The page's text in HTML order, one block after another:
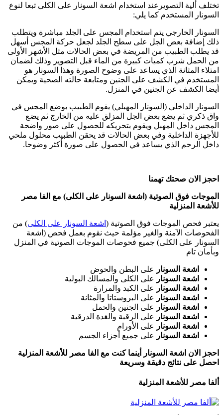
تختلف ألية التصويرعند استخدام اشعة السونار على الكلى تبعا لنوع
السونار المستخدم كما يلي:
السونار الخارجي يتم استخدام المجس على الجلد مباشرة ويتطلب
ذلك إضافة بعض الجل على سطح الجلد لجعل حركة المجس أسهل
قد يطلب الطبيب من المريضة في بعض الحالات مثل الأشهر الأولى
من الحمل شرب كميات كبيرة من الماء قبل التصوير وذلك لضمان
امتلاء المثانة الذي يساعد على وضوح الصورة وهذا السونار هو
المستخدم في الكشف على الجنين ومتابعة حالته الصحية ويمكن
أيضا الكشف عن الجنين في المنزل.
السونار الداخلي (السونار المهبلي) يقوم الطبيب بوضع المجس في
واق ذكري ثم يضع بعض الجل المزلق عليه من الخارج ثم يضع
المجس داخل المهبل ويقوم بتحريكه للحصول على صور واضحة
للأجهزة الداخلية وفي بعض الحالات قد يحقن الطبيب محلول ملحي
داخل الرحم الذي يساعد في الحصول على صورة أكثر وضوحا.
احجز الان صحتك تهمنا
الموجات فوق الصوتية (اشعة السونار على الكلى) مع الفا مصر
للأشعة المنزلية
يعتبر فحص الموجات فوق الصوتية ( اشعة السونار على الكلى) من
الفحوصات الآمنة والغير مؤلمة حيث نقوم بعمل فحص (اشعة
السونار على الكلى) جميع فحوصات الموجات الصوتية في المنزل
وبأمان تام
اشعة السونار
على البطن والحوض
اشعة السونار
على الكلى والمسالك البولية
اشعة السونار
على الكبد والمرارة
اشعة السونار
على البروستاتا والمثانة
اشعة السونار
على الجنين والحمل
اشعة السونار
على الرقبة والغدة الدرقية
اشعة السونار
على الأورام
اشعة السونار
على جميع أجزاء الجسم
احجز الان اشعة السونار أينما كنت مع الفا مصر للأشعة المنزلية
احصل على نتائج دقيقة وسريعة
ألفا مصر للأشعة المنزلية